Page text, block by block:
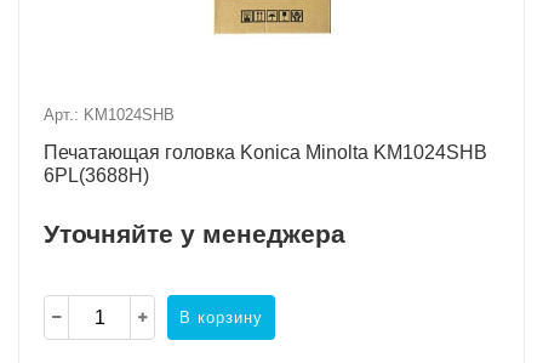
Арт.: KM1024SHB
Печатающая головка Konica Minolta KM1024SHB
6PL(3688H)
Уточняйте у менеджера
В корзину